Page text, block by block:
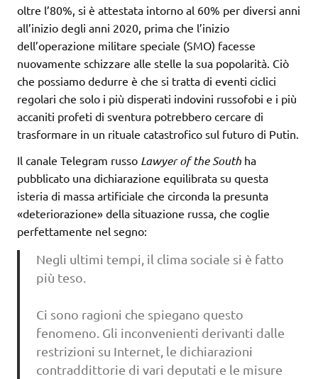
oltre l’80%, si è attestata intorno al 60% per diversi anni
all’inizio degli anni 2020, prima che l’inizio
dell’operazione militare speciale (SMO) facesse
nuovamente schizzare alle stelle la sua popolarità. Ciò
che possiamo dedurre è che si tratta di eventi ciclici
regolari che solo i più disperati indovini russofobi e i più
accaniti profeti di sventura potrebbero cercare di
trasformare in un rituale catastrofico sul futuro di Putin.
Il canale Telegram russo Lawyer of the South ha
pubblicato una dichiarazione equilibrata su questa
isteria di massa artificiale che circonda la presunta
«deteriorazione» della situazione russa, che coglie
perfettamente nel segno:
Negli ultimi tempi, il clima sociale si è fatto
più teso.
Ci sono ragioni che spiegano questo
fenomeno. Gli inconvenienti derivanti dalle
restrizioni su Internet, le dichiarazioni
contraddittorie di vari deputati e le misure